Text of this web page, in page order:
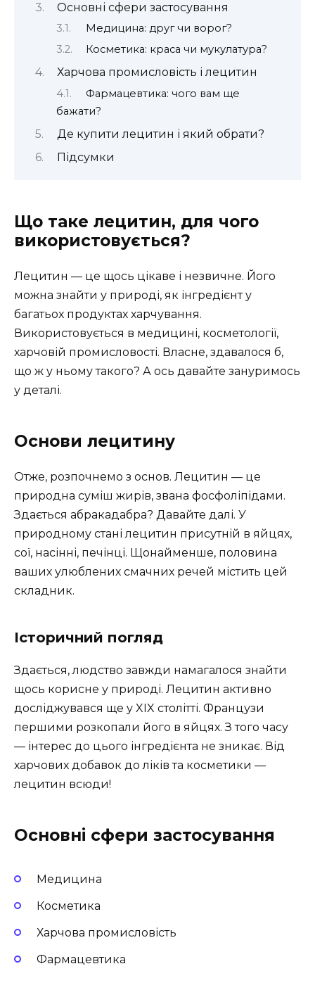
Основні сфери застосування
Медицина: друг чи ворог?
Косметика: краса чи мукулатура?
Харчова промисловість і лецитин
Фармацевтика: чого вам ще
бажати?
Де купити лецитин і який обрати?
Підсумки
Що таке лецитин, для чого
використовується?
Лецитин — це щось цікаве і незвичне. Його
можна знайти у природі, як інгредієнт у
багатьох продуктах харчування.
Використовується в медицині, косметології,
харчовій промисловості. Власне, здавалося б,
що ж у ньому такого? А ось давайте зануримось
у деталі.
Основи лецитину
Отже, розпочнемо з основ. Лецитин — це
природна суміш жирів, звана фосфоліпідами.
Здається абракадабра? Давайте далі. У
природному стані лецитин присутній в яйцях,
сої, насінні, печінці. Щонайменше, половина
ваших улюблених смачних речей містить цей
складник.
Історичний погляд
Здається, людство завжди намагалося знайти
щось корисне у природі. Лецитин активно
досліджувався ще у XIX столітті. Французи
першими розкопали його в яйцях. З того часу
— інтерес до цього інгредієнта не зникає. Від
харчових добавок до ліків та косметики —
лецитин всюди!
Основні сфери застосування
Медицина
Косметика
Харчова промисловість
Фармацевтика